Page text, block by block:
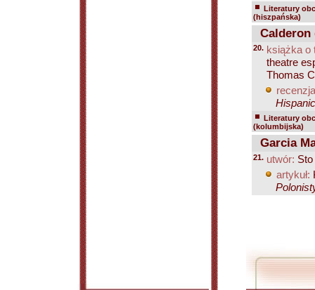
Literatury
(hiszpańska)
Calderon
20. książka o
theatre
Thomas
Literatury
(kolumbijska)
Garcia
21. utwór:
artykuł: